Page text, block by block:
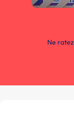
Ne